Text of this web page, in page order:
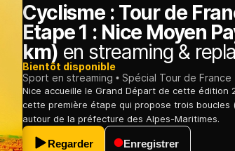
Cyclisme : Tour de
Etape 1 : Nice Moyen
km) en streaming &
Bientôt disponible
Sport en streaming
Spécial Tour de France
Nice accueille le Grand Départ de cette édition
cette première étape qui propose trois boucles
autour de la préfecture des Alpes-Maritimes.
Regarder Enregistrer